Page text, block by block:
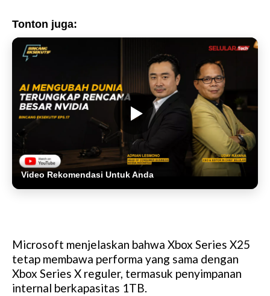
Tonton juga:
Video Rekomendasi Untuk Anda
Microsoft menjelaskan bahwa Xbox Series X25
tetap membawa performa yang sama dengan
Xbox Series X reguler, termasuk penyimpanan
internal berkapasitas 1TB.